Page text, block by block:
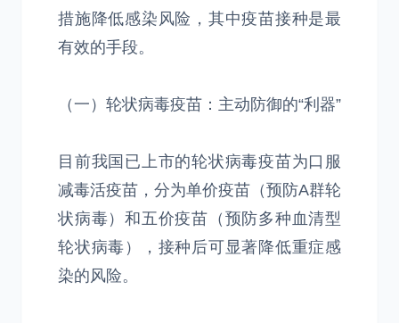
措施降低感染风险，其中疫苗接种是最
有效的手段。
（一）轮状病毒疫苗：主动防御的“利器”
目前我国已上市的轮状病毒疫苗为口服
减毒活疫苗，分为单价疫苗（预防A群轮
状病毒）和五价疫苗（预防多种血清型
轮状病毒），接种后可显著降低重症感
染的风险。